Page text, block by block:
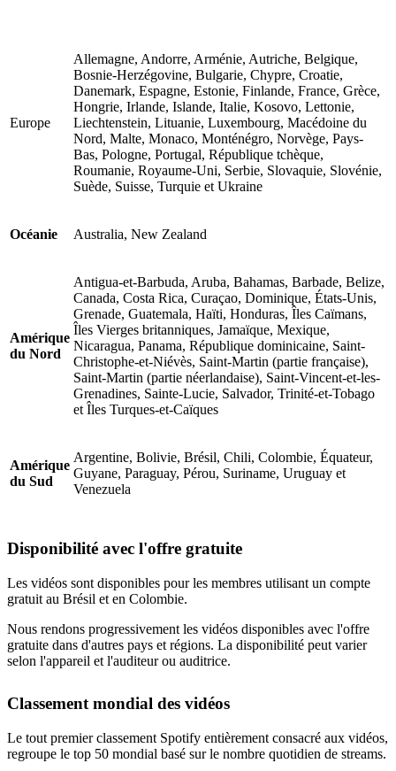
Europe
Allemagne, Andorre, Arménie, Autriche, Belgique,
Bosnie-Herzégovine, Bulgarie, Chypre, Croatie,
Danemark, Espagne, Estonie, Finlande, France, Grèce,
Hongrie, Irlande, Islande, Italie, Kosovo, Lettonie,
Liechtenstein, Lituanie, Luxembourg, Macédoine du
Nord, Malte, Monaco, Monténégro, Norvège, Pays-
Bas, Pologne, Portugal, République tchèque,
Roumanie, Royaume-Uni, Serbie, Slovaquie, Slovénie,
Suède, Suisse, Turquie et Ukraine
Océanie Australia, New Zealand
Amérique
du Nord
Antigua-et-Barbuda, Aruba, Bahamas, Barbade, Belize,
Canada, Costa Rica, Curaçao, Dominique, États-Unis,
Grenade, Guatemala, Haïti, Honduras, Îles Caïmans,
Îles Vierges britanniques, Jamaïque, Mexique,
Nicaragua, Panama, République dominicaine, Saint-
Christophe-et-Niévès, Saint-Martin (partie française),
Saint-Martin (partie néerlandaise), Saint-Vincent-et-les-
Grenadines, Sainte-Lucie, Salvador, Trinité-et-Tobago
et Îles Turques-et-Caïques
Amérique
du Sud
Argentine, Bolivie, Brésil, Chili, Colombie, Équateur,
Guyane, Paraguay, Pérou, Suriname, Uruguay et
Venezuela
Disponibilité avec l'offre gratuite
Les vidéos sont disponibles pour les membres utilisant un compte
gratuit au Brésil et en Colombie.
Nous rendons progressivement les vidéos disponibles avec l'offre
gratuite dans d'autres pays et régions. La disponibilité peut varier
selon l'appareil et l'auditeur ou auditrice.
Classement mondial des vidéos
Le tout premier classement Spotify entièrement consacré aux vidéos,
regroupe le top 50 mondial basé sur le nombre quotidien de streams.